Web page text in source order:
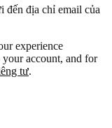
đến địa chỉ email của
experience
your account, and for
tư.